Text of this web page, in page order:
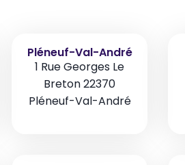
Pléneuf-Val-André
1 Rue Georges Le
Breton 22370
Pléneuf-Val-André